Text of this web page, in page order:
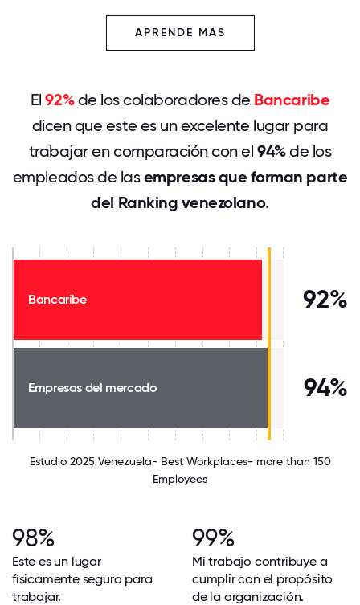
APRENDE MÁS
El92%de los colaboradores de Bancaribe
dicen que este es un excelente lugar para
trabajar en comparación con el94%de los
empleados de lasempresas que forman parte
del Ranking venezolano.
Bancaribe 92%
Empresas del mercado 94%
Estudio 2025 Venezuela- Best Workplaces- more than 150
Employees
98%
Este es un lugar
físicamente seguro para
trabajar.
99%
Mi trabajo contribuye a
cumplir con el propósito
de la organización.